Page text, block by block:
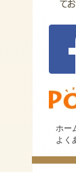
ホー
よく